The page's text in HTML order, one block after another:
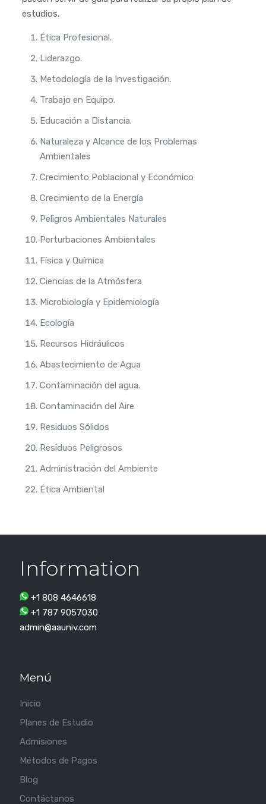
estudios.
Ética Profesional.
Liderazgo.
Metodología de la Investigación.
Trabajo en Equipo.
Educación a Distancia.
Naturaleza y Alcance de los Problemas
Ambientales
Crecimiento Poblacional y Económico
Crecimiento de la Energía
Peligros Ambientales Naturales
Perturbaciones Ambientales
Física y Química
Ciencias de la Atmósfera
Microbiología y Epidemiología
Ecología
Recursos Hidráulicos
Abastecimiento de Agua
Contaminación del agua.
Contaminación del Aire
Residuos Sólidos
Residuos Peligrosos
Administración del Ambiente
Ética Ambiental
Information
+1 808 4646618
+1 787 9057030
admin@aauniv.com
Menú
Inicio
Planes de Estudio
Admisiones
Métodos de Pagos
Blog
Contáctanos